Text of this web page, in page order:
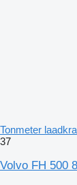
Tonmeter
37
Volvo FH 500